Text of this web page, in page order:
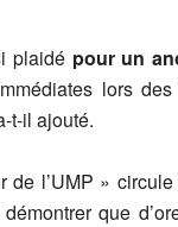
plaidé pour un
lors
t-il ajouté.
l’UMP »
que